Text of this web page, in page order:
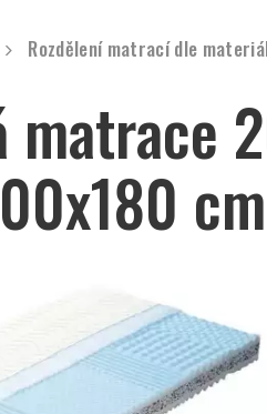
Rozdělení matrací dle
matrace